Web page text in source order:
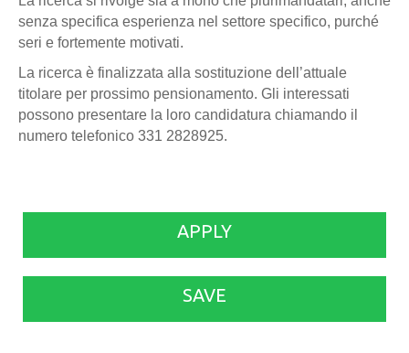
senza specifica esperienza nel settore specifico, purché
seri e fortemente motivati.
La ricerca è finalizzata alla sostituzione dell’attuale
titolare per prossimo pensionamento. Gli interessati
possono presentare la loro candidatura chiamando il
numero telefonico 331 2828925.
APPLY
SAVE